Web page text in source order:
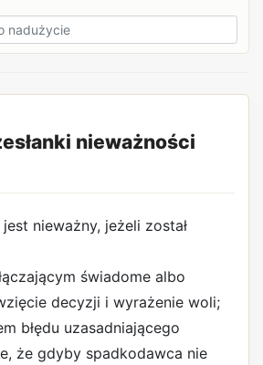
nieważności
nieważny, jeżeli został
świadome albo
decyzji i wyrażenie woli;
błędu uzasadniającego
że gdyby spadkodawca nie